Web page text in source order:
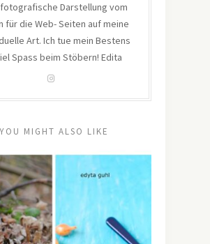
Darstellung vom
für die Web- Seiten auf meine
Art. Ich tue mein Bestens
Spass beim Stöbern! Edita
YOU MIGHT ALSO LIKE